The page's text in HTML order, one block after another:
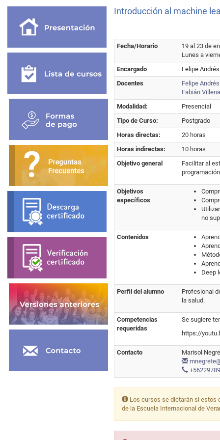
Introducción al machine
Fecha/Horario
19 al 23 de
Lunes a
Encargado
Felipe
Docentes
Felipe
Fabián
Modalidad:
Presencial
Tipo de Curso:
Postgrado
Horas directas:
20 horas
Horas indirectas:
10 horas
Objetivo general
Facilitar al
Objetivos
específicos
no
Contenidos
Deep
Perfil del alumno
Profesional
la salud.
Competencias
requeridas
Se sugiere
https://
Contacto
Marisol
Los cursos se dictarán si estos
de la Escuela Internacional de